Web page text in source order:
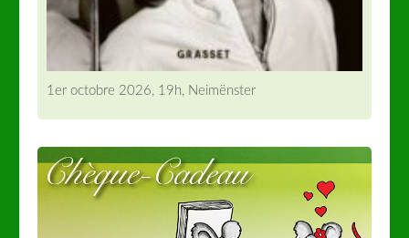
1er octobre 2026, 19h, Neimënster